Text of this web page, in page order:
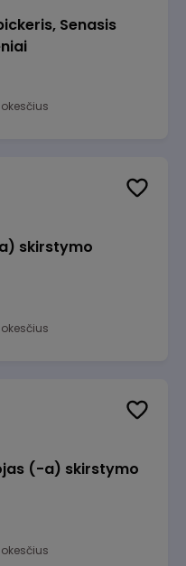
Senasis
skirstymo
(-a) skirstymo